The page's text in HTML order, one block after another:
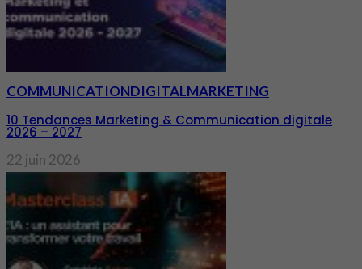
COMMUNICATIONDIGITALMARKETING
10 Tendances Marketing & Communication digitale
2026 – 2027
22 juin 2026